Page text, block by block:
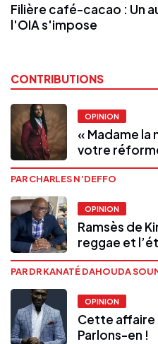
Filière café-cacao : Un
l'OIA s'impose
CONTRIBUTIONS
OPINION
« Madame la
votre
PAR CHARLES N’DEFFO
OPINION
Ramsès de
reggae et
PAR DR KANATÉ DAHOUDA
OPINION
Cette affaire
Parlons-en !